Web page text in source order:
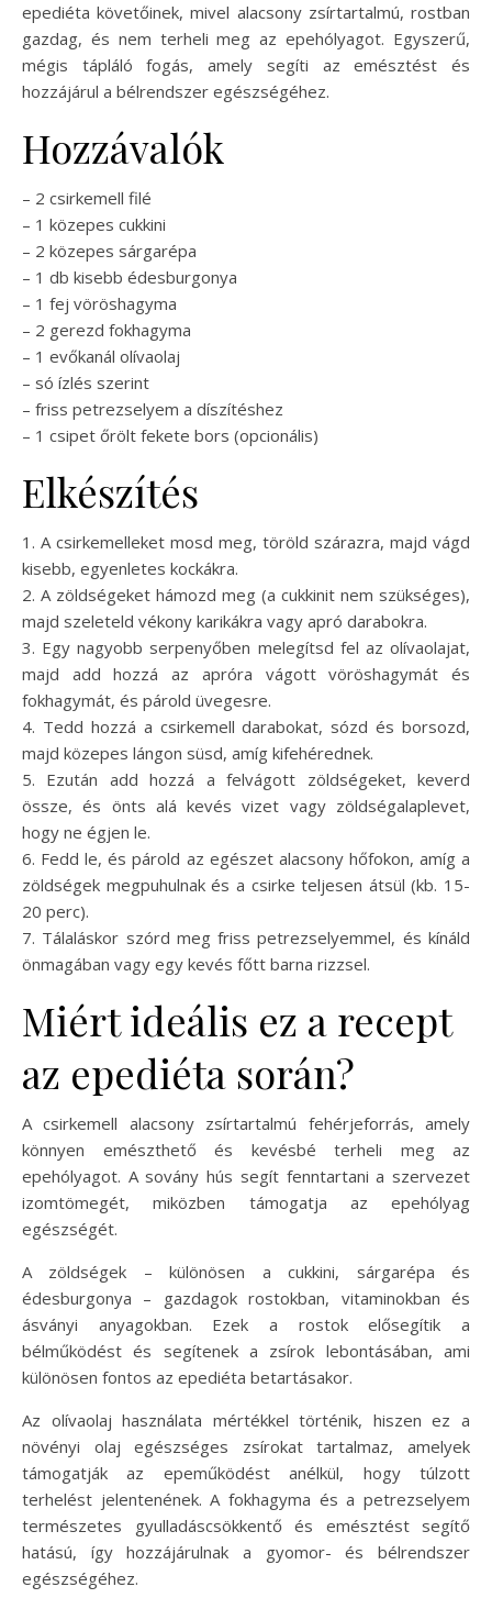
epediéta követőinek, mivel alacsony zsírtartalmú, rostban
gazdag, és nem terheli meg az epehólyagot. Egyszerű,
mégis tápláló fogás, amely segíti az emésztést és
hozzájárul a bélrendszer egészségéhez.
Hozzávalók
– 2 csirkemell filé
– 1 közepes cukkini
– 2 közepes sárgarépa
– 1 db kisebb édesburgonya
– 1 fej vöröshagyma
– 2 gerezd fokhagyma
– 1 evőkanál olívaolaj
– só ízlés szerint
– friss petrezselyem a díszítéshez
– 1 csipet őrölt fekete bors (opcionális)
Elkészítés
1. A csirkemelleket mosd meg, töröld szárazra, majd vágd
kisebb, egyenletes kockákra.
2. A zöldségeket hámozd meg (a cukkinit nem szükséges),
majd szeleteld vékony karikákra vagy apró darabokra.
3. Egy nagyobb serpenyőben melegítsd fel az olívaolajat,
majd add hozzá az apróra vágott vöröshagymát és
fokhagymát, és párold üvegesre.
4. Tedd hozzá a csirkemell darabokat, sózd és borsozd,
majd közepes lángon süsd, amíg kifehérednek.
5. Ezután add hozzá a felvágott zöldségeket, keverd
össze, és önts alá kevés vizet vagy zöldségalaplevet,
hogy ne égjen le.
6. Fedd le, és párold az egészet alacsony hőfokon, amíg a
zöldségek megpuhulnak és a csirke teljesen átsül (kb. 15-
20 perc).
7. Tálaláskor szórd meg friss petrezselyemmel, és kínáld
önmagában vagy egy kevés főtt barna rizzsel.
Miért ideális ez a recept
az epediéta során?
A csirkemell alacsony zsírtartalmú fehérjeforrás, amely
könnyen emészthető és kevésbé terheli meg az
epehólyagot. A sovány hús segít fenntartani a szervezet
izomtömegét, miközben támogatja az epehólyag
egészségét.
A zöldségek – különösen a cukkini, sárgarépa és
édesburgonya – gazdagok rostokban, vitaminokban és
ásványi anyagokban. Ezek a rostok elősegítik a
bélműködést és segítenek a zsírok lebontásában, ami
különösen fontos az epediéta betartásakor.
Az olívaolaj használata mértékkel történik, hiszen ez a
növényi olaj egészséges zsírokat tartalmaz, amelyek
támogatják az epeműködést anélkül, hogy túlzott
terhelést jelentenének. A fokhagyma és a petrezselyem
természetes gyulladáscsökkentő és emésztést segítő
hatású, így hozzájárulnak a gyomor- és bélrendszer
egészségéhez.